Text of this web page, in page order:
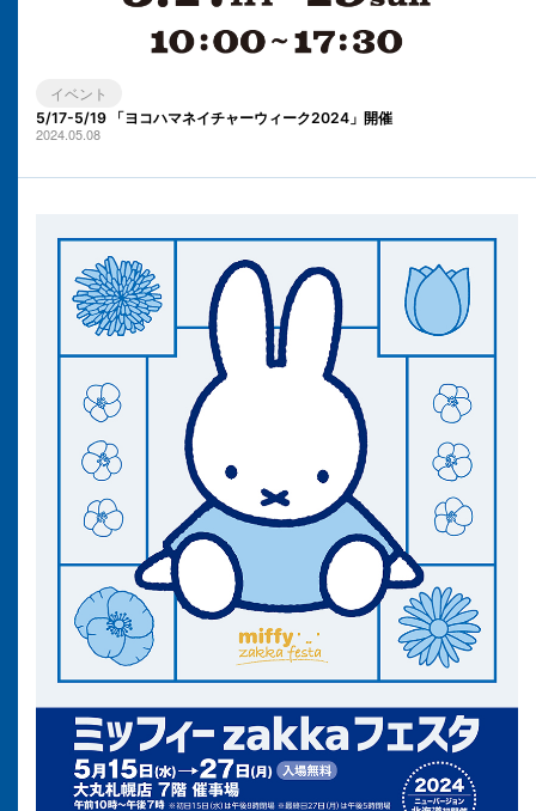
イベント
5/17-5/19 「ヨコハマネイチャーウィーク2024」開催
2024.05.08